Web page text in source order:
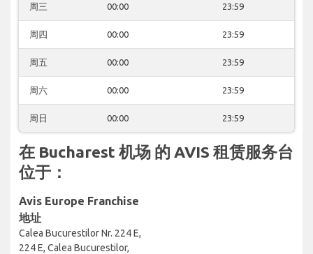
周三 00:00 23:59
周四 00:00 23:59
周五 00:00 23:59
周六 00:00 23:59
周日 00:00 23:59
在 Bucharest 机场 的 AVIS 租赁服务台
位于：
Avis Europe Franchise
地址
Calea Bucurestilor Nr. 224 E,
224 E, Calea Bucurestilor,